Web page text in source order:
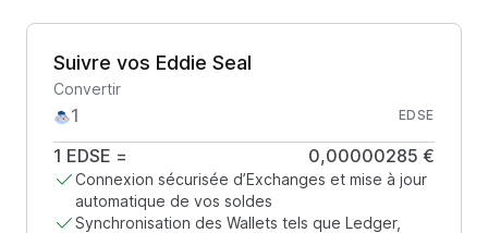
Suivre vos Eddie Seal
Convertir
EDSE
1 EDSE = 0,00000285 €
Connexion sécurisée d’Exchanges et mise à jour
automatique de vos soldes
Synchronisation des Wallets tels que Ledger,